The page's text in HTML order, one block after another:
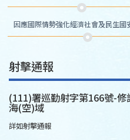
因應國際情勢強化經濟社會及民生國
射擊通報
(111)署巡勤射字第166號-
海(空)域
詳如射擊通報